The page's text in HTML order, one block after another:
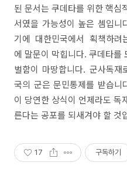
된 문서는 쿠데타를 위한 핵심
서였을 가능성이 높은 셈입
기에 대한민국에서 획책하
에 말문이 막힙니다. 쿠데타를
벌함이 마땅합니다. 군사독
국의 군은 문민통제를 받습니
이 당연한 상식이 언제라도 독
른다는 공포를 되새겨야 할 것
17 구독하기